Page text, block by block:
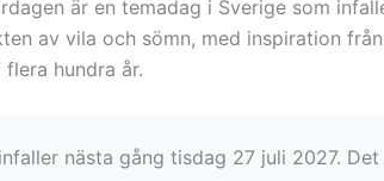
är en temadag i Sverige som
av vila och sömn, med inspiration
hundra år.
infaller nästa gång tisdag 27 juli 2027.